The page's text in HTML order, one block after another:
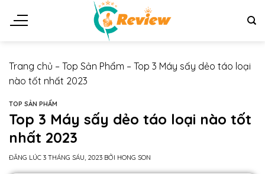
Trang chủ – Top Sản Phẩm – Top 3 Máy sấy dẻo táo loại
nào tốt nhất 2023
TOP SẢN PHẨM
Top 3 Máy sấy dẻo táo loại nào tốt
nhất 2023
ĐĂNG LÚC 3 THÁNG SÁU, 2023 BỞI HONG SON